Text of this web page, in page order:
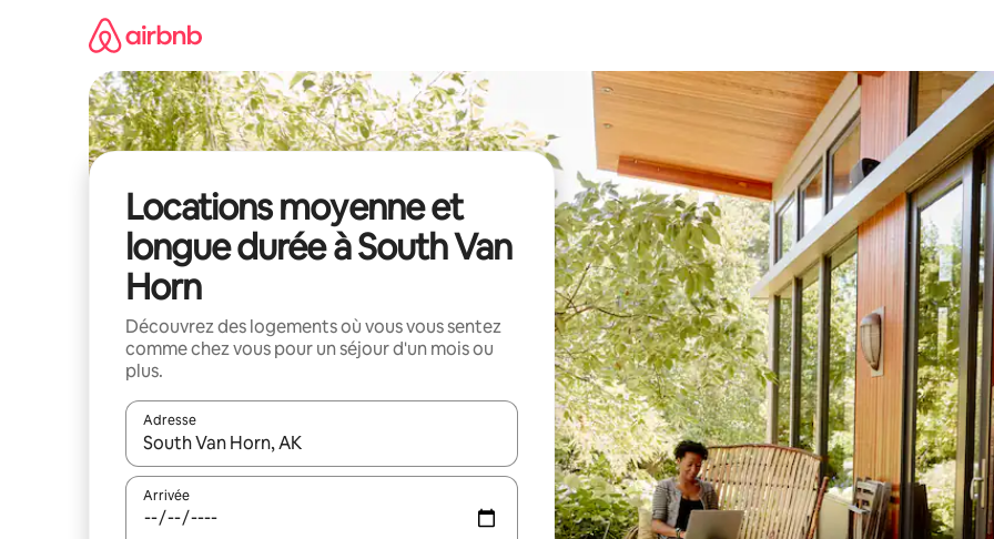
Locations moyenne et
longue durée à South Van
Horn
Découvrez des logements où vous vous sentez
comme chez vous pour un séjour d'un mois ou
plus.
Adresse
Lorsque les résultats s'affichent, utilisez les flèches vers le haut et vers le bas pour les parcourir ou en appuyant et en
Arrivée